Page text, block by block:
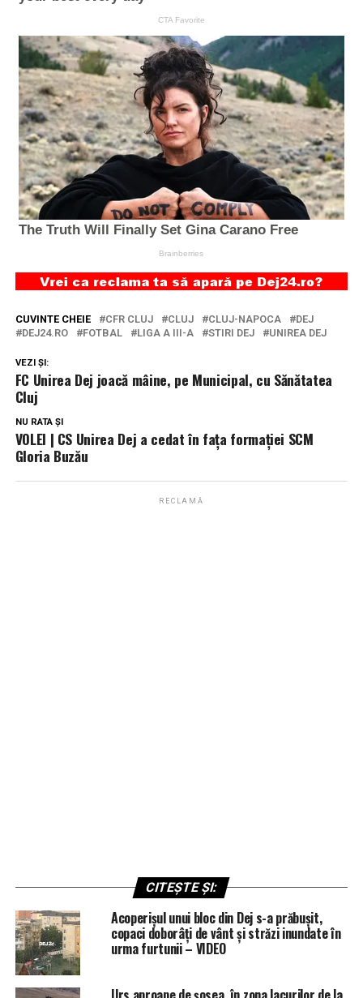
CUVINTE CHEIE CFR CLUJ CLUJ CLUJ-NAPOCA
DEJ
DEJ24.RO
FOTBAL LIGA A III-A STIRI DEJ UNIREA DEJ
VEZI ȘI:
FC Unirea Dej joacă mâine, pe Municipal, cu Sănătatea
Cluj
NU RATA ȘI
VOLEI | CS Unirea Dej a cedat în fața formației SCM
Gloria Buzău
RECLAMĂ
CITEȘTE ȘI:
Acoperișul unui bloc din Dej s-a prăbușit,
copaci doborâți de vânt și străzi inundate în
urma furtunii – VIDEO